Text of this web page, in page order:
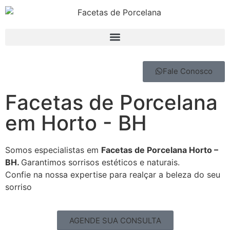
Fale Conosco
Facetas de Porcelana
em Horto - BH
Somos especialistas em Facetas de Porcelana Horto –
BH. Garantimos sorrisos estéticos e naturais.
Confie na nossa expertise para realçar a beleza do seu
sorriso
AGENDE SUA CONSULTA